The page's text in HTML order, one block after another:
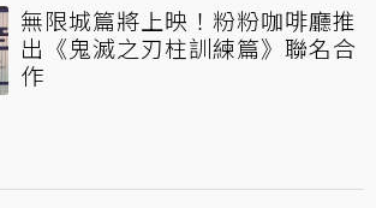
無限城篇將上映！粉粉咖啡廳推
出《鬼滅之刃柱訓練篇》聯名合
作